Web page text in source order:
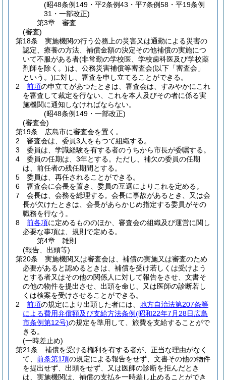
(昭48条例149・平2条例43・平7条例58・平19条例
31・一部改正)
第3章
審査
(審査)
第18条
実施機関の行う公務上の災害又は通勤による災害の
認定、療養の方法、補償金額の決定その他補償の実施につ
いて不服がある者(非常勤の学校医、学校歯科医及び学校薬
剤師を除く。)は、公務災害補償等審査会(以下「審査会」
という。)に対し、審査を申し立てることができる。
2
前項の申立てがあつたときは、審査会は、すみやかにこれ
を審査して裁定を行ない、これを本人及びその者に係る実
施機関に通知しなければならない。
(昭48条例149・一部改正)
(審査会)
第19条
広島市に審査会を置く。
2
審査会は、委員3人をもつて組織する。
3
委員は、学識経験を有する者のうちから市長が委嘱する。
4
委員の任期は、3年とする。 ただし、補欠の委員の任期
は、前任者の残任期間とする。
5
委員は、再任されることができる。
6
審査会に会長を置き、委員の互選によりこれを定める。
7
会長は、会務を総理する。 会長に事故があるとき、又は会
長が欠けたときは、会長があらかじめ指定する委員がその
職務を行なう。
8
前各項に定めるもののほか、審査会の組織及び運営に関し
必要な事項は、規則で定める。
第4章
雑則
(報告、出頭等)
第20条
実施機関又は審査会は、補償の実施又は審査のため
必要があると認めるときは、補償を受け若しくは受けよう
とする者又はその他の関係人に対して報告をさせ、文書そ
の他の物件を提出させ、出頭を命じ、又は医師の診断若し
くは検案を受けさせることができる。
2
前項の規定により出頭した者には、 地方自治法第207条等
による費用弁償額及び支給方法条例(昭和22年7月28日広島
市条例第12号)の規定を準用して、旅費を支給することがで
きる。
(一時差止め)
第21条
補償を受ける権利を有する者が、正当な理由がなく
て、 前条第1項の規定による報告をせず、文書その他の物件
を提出せず、出頭をせず、又は医師の診断を拒んだとき
は、実施機関は、補償の支払を一時差し止めることができ